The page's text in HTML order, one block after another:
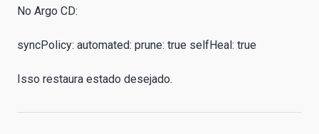
No Argo CD:
syncPolicy: automated: prune: true selfHeal: true
Isso restaura estado desejado.